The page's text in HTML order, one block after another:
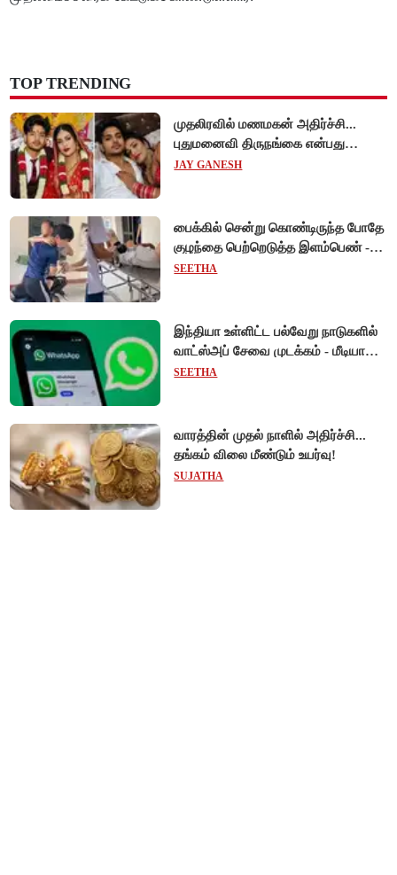
TOP TRENDING
முதலிரவில் மணமகன் அதிர்ச்சி...
புதுமனைவி திருநங்கை என்பது
அம்பலம்!
JAY GANESH
பைக்கில் சென்று கொண்டிருந்த போதே
குழந்தை பெற்றெடுத்த இளம்பெண் -
வியட்நாமில் நெகிழ்ச்சி சம்பவம்!
SEETHA
இந்தியா உள்ளிட்ட பல்வேறு நாடுகளில்
வாட்ஸ்அப் சேவை முடக்கம் - மீடியா
கோப்புகளை அனுப்ப முடியாமல்
SEETHA
வாரத்தின் முதல் நாளில் அதிர்ச்சி...
தங்கம் விலை மீண்டும் உயர்வு!
SUJATHA